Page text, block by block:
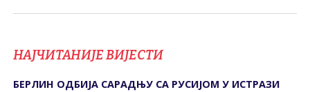
НАЈЧИТАНИЈЕ ВИЈЕСТИ
БЕРЛИН ОДБИЈА САРАДЊУ СА РУСИЈОМ У ИСТРАЗИ